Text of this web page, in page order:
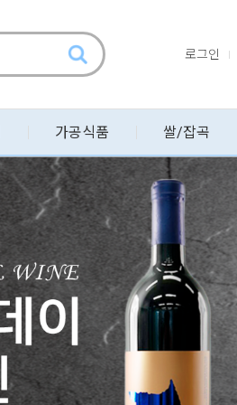
로그인
가공식품 쌀/잡곡